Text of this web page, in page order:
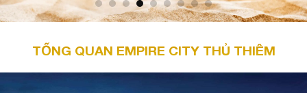
TỔNG QUAN EMPIRE CITY THỦ THIÊM